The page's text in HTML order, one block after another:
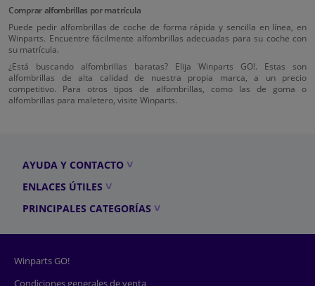
Comprar alfombrillas por matrícula
Puede pedir alfombrillas de coche de forma rápida y sencilla en línea, en
Winparts. Encuentre fácilmente alfombrillas adecuadas para su coche con
su matrícula.
¿Está buscando alfombrillas baratas? Elija Winparts GO!. Estas son
alfombrillas de alta calidad de nuestra propia marca, a un precio
competitivo. Para otros tipos de alfombrillas, como las de goma o
alfombrillas para maletero, visite Winparts.
AYUDA Y CONTACTO
ENLACES ÚTILES
PRINCIPALES CATEGORÍAS
Winparts GO!
Condiciones generales de venta